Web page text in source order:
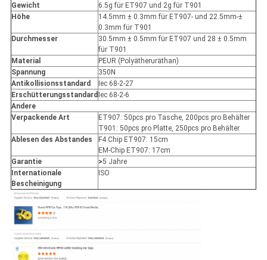
Gewicht
6.5g für ET907 und 2g für T901
Höhe
14.5mm ± 0.3mm für ET907- und 22.5mm-±
0.3mm für T901
Durchmesser
30.5mm ± 0.5mm für ET907 und 28 ± 0.5mm
für T901
Material
PEUR (Polyätheruräthan)
Spannung
350N
Antikollisionsstandard
Iec 68-2-27
Erschütterungsstandard Iec 68-2-6
Andere
Verpackende Art
ET907: 50pcs pro Tasche, 200pcs pro Behälter
T901: 50pcs pro Platte, 250pcs pro Behälter
Ablesen des Abstandes
F4 Chip ET907: 15cm
EM-Chip ET907: 17cm
Garantie
>5 Jahre
Internationale
Bescheinigung
ISO